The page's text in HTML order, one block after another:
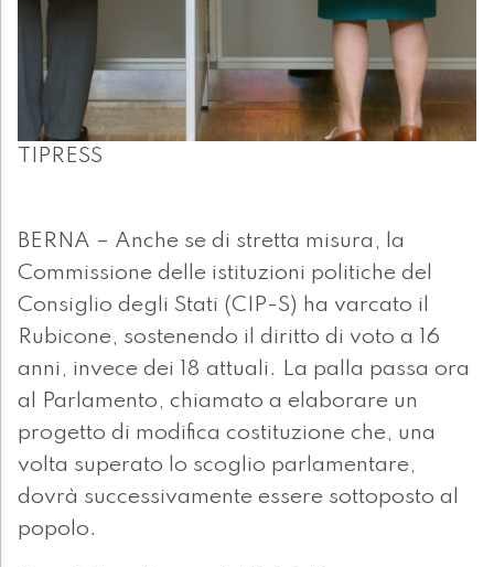
TIPRESS
BERNA – Anche se di stretta misura, la
Commissione delle istituzioni politiche del
Consiglio degli Stati (CIP-S) ha varcato il
Rubicone, sostenendo il diritto di voto a 16
anni, invece dei 18 attuali. La palla passa ora
al Parlamento, chiamato a elaborare un
progetto di modifica costituzione che, una
volta superato lo scoglio parlamentare,
dovrà successivamente essere sottoposto al
popolo.